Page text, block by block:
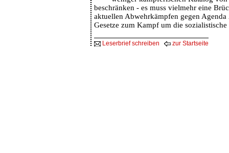
beschränken - es muss vielmehr eine
aktuellen Abwehrkämpfen gegen
Gesetze zum Kampf um die
Leserbrief schreiben zur Startseite